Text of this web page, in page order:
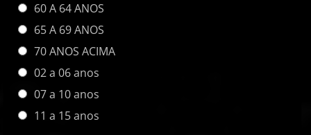
60 A 64 ANOS
65 A 69 ANOS
70 ANOS ACIMA
02 a 06 anos
07 a 10 anos
11 a 15 anos